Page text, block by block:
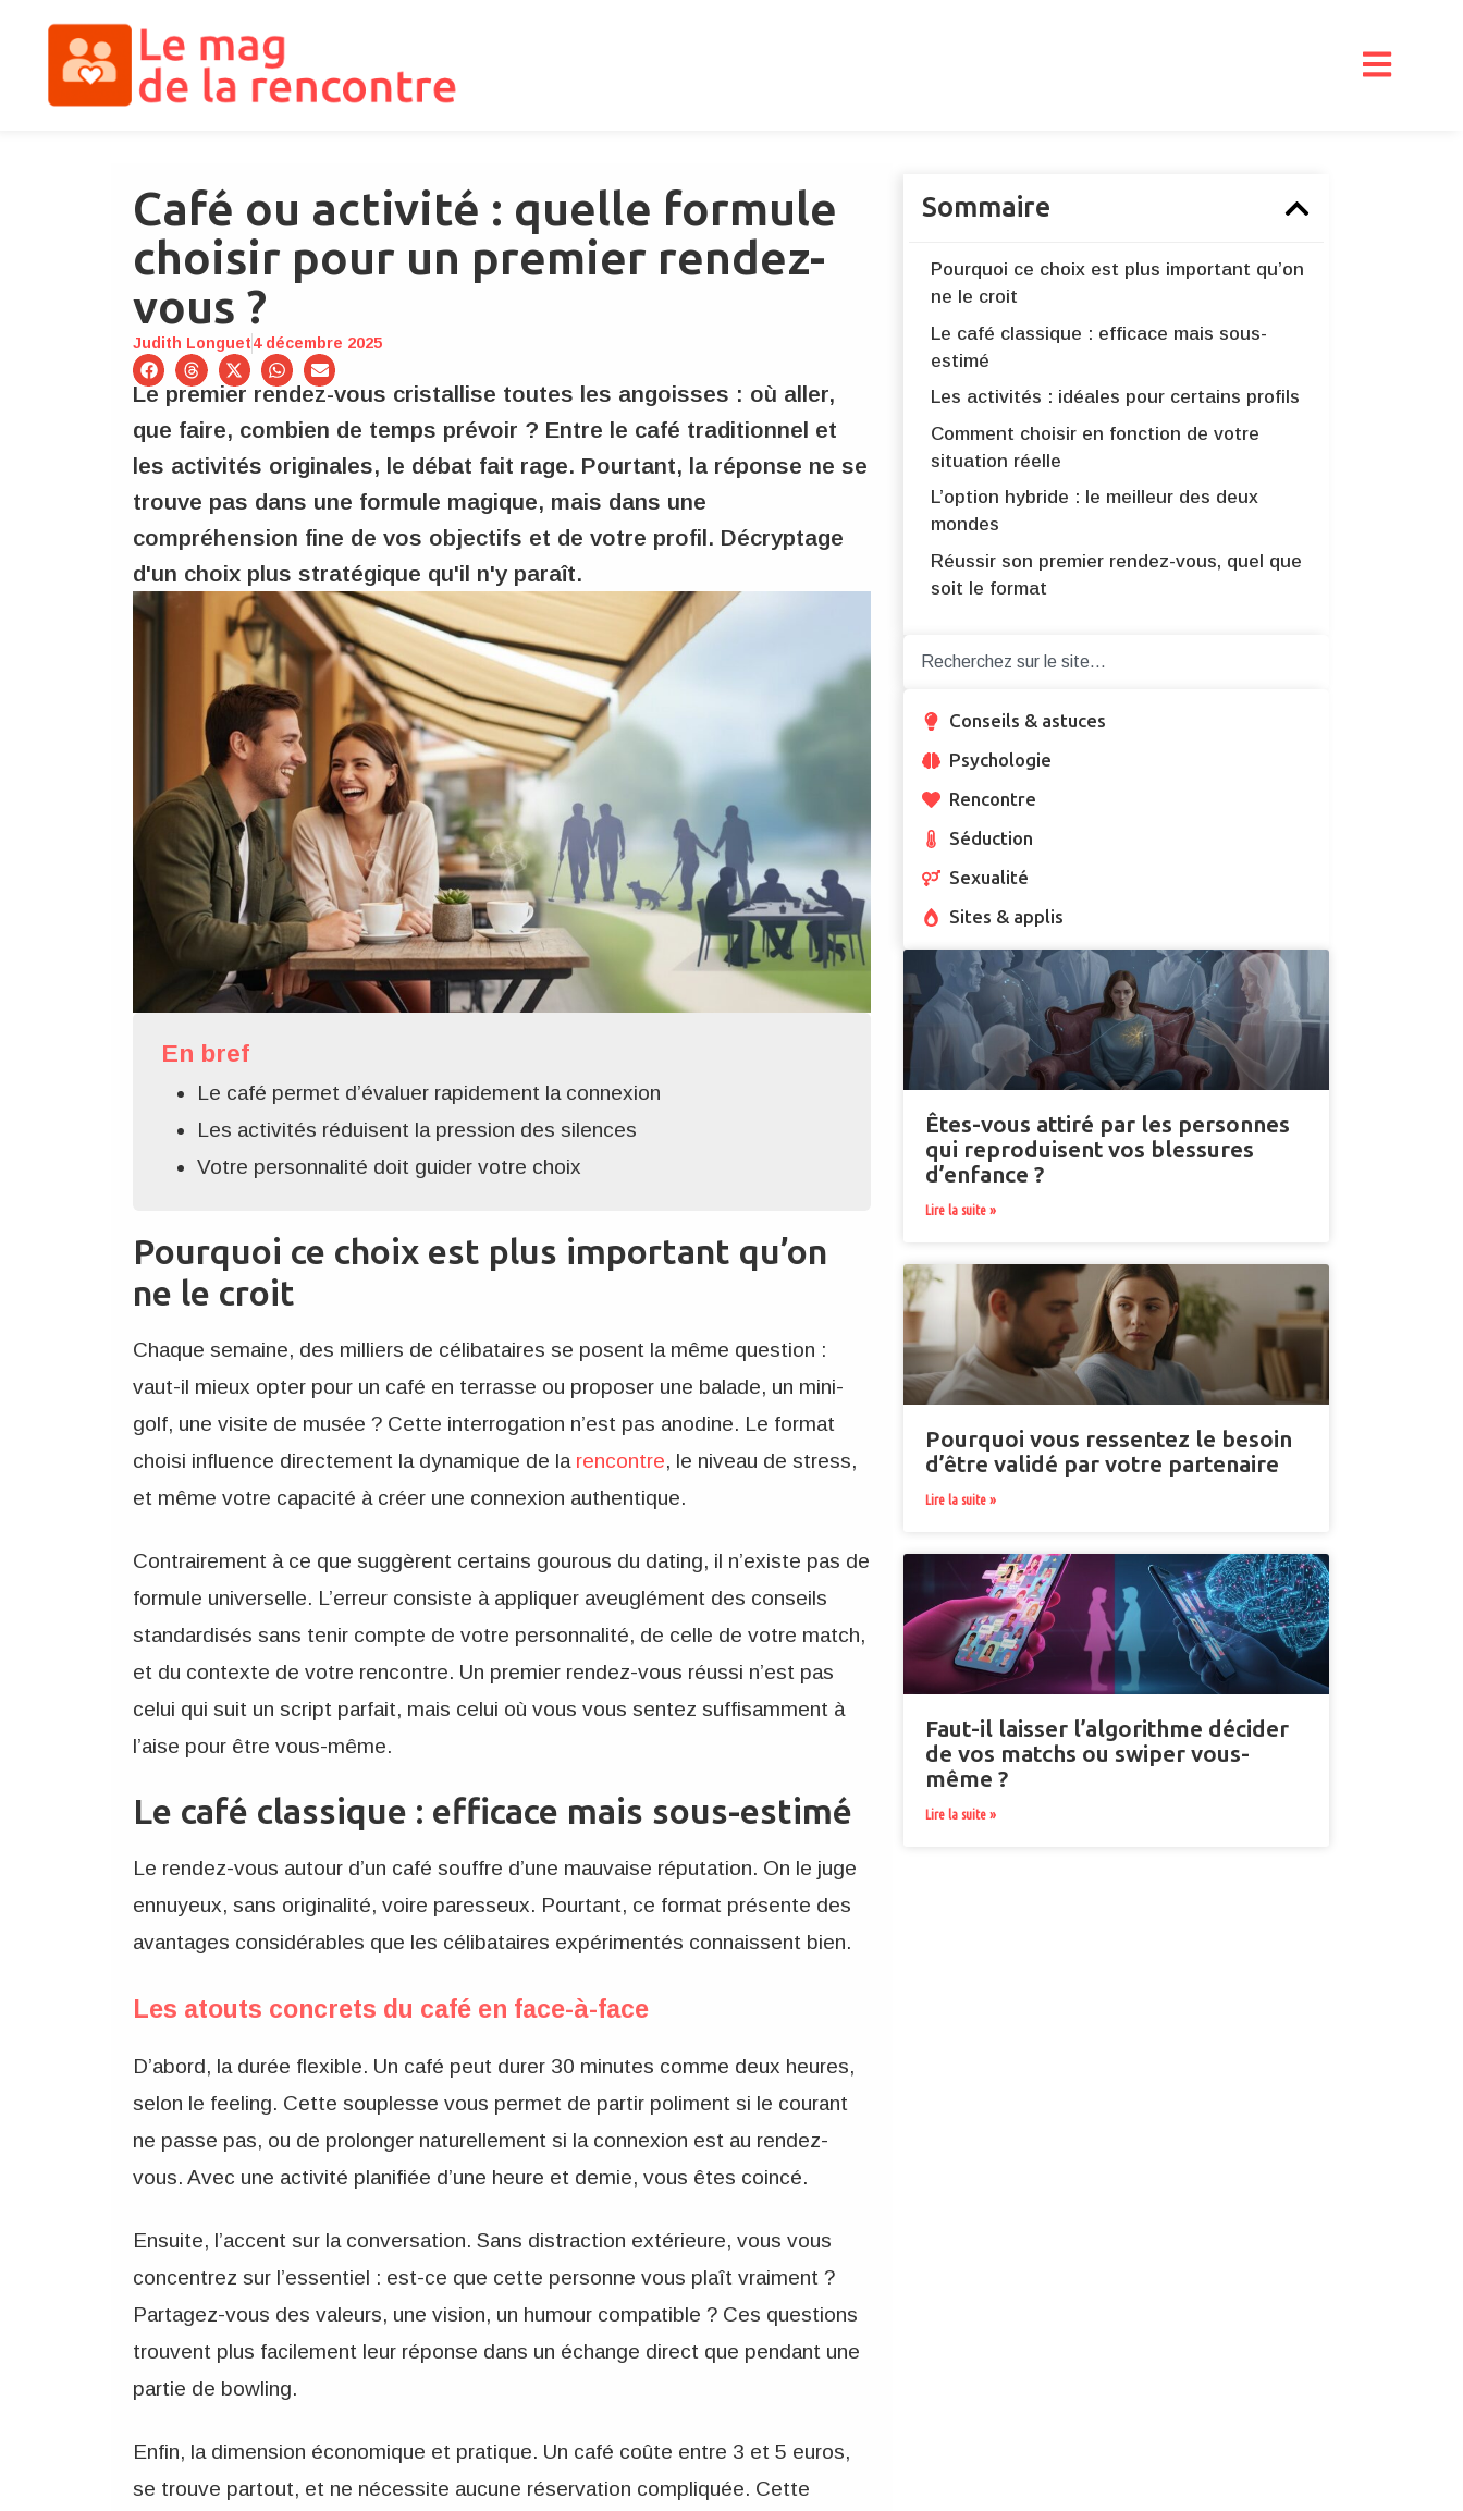
Café ou activité : quelle formule
choisir pour un premier rendez-
vous ?
Judith Longuet4 décembre 2025
Le premier rendez-vous cristallise toutes les angoisses : où aller,
que faire, combien de temps prévoir ? Entre le café traditionnel et
les activités originales, le débat fait rage. Pourtant, la réponse ne se
trouve pas dans une formule magique, mais dans une
compréhension fine de vos objectifs et de votre profil. Décryptage
d'un choix plus stratégique qu'il n'y paraît.
En bref
Le café permet d’évaluer rapidement la connexion
Les activités réduisent la pression des silences
Votre personnalité doit guider votre choix
Pourquoi ce choix est plus important qu’on
ne le croit
Chaque semaine, des milliers de célibataires se posent la même question :
vaut-il mieux opter pour un café en terrasse ou proposer une balade, un mini-
golf, une visite de musée ? Cette interrogation n’est pas anodine. Le format
choisi influence directement la dynamique de la rencontre, le niveau de stress,
et même votre capacité à créer une connexion authentique.
Contrairement à ce que suggèrent certains gourous du dating, il n’existe pas de
formule universelle. L’erreur consiste à appliquer aveuglément des conseils
standardisés sans tenir compte de votre personnalité, de celle de votre match,
et du contexte de votre rencontre. Un premier rendez-vous réussi n’est pas
celui qui suit un script parfait, mais celui où vous vous sentez suffisamment à
l’aise pour être vous-même.
Le café classique : efficace mais sous-estimé
Le rendez-vous autour d’un café souffre d’une mauvaise réputation. On le juge
ennuyeux, sans originalité, voire paresseux. Pourtant, ce format présente des
avantages considérables que les célibataires expérimentés connaissent bien.
Les atouts concrets du café en face-à-face
D’abord, la durée flexible. Un café peut durer 30 minutes comme deux heures,
selon le feeling. Cette souplesse vous permet de partir poliment si le courant
ne passe pas, ou de prolonger naturellement si la connexion est au rendez-
vous. Avec une activité planifiée d’une heure et demie, vous êtes coincé.
Ensuite, l’accent sur la conversation. Sans distraction extérieure, vous vous
concentrez sur l’essentiel : est-ce que cette personne vous plaît vraiment ?
Partagez-vous des valeurs, une vision, un humour compatible ? Ces questions
trouvent plus facilement leur réponse dans un échange direct que pendant une
partie de bowling.
Enfin, la dimension économique et pratique. Un café coûte entre 3 et 5 euros,
se trouve partout, et ne nécessite aucune réservation compliquée. Cette
Sommaire
Pourquoi ce choix est plus important qu’on
ne le croit
Le café classique : efficace mais sous-
estimé
Les activités : idéales pour certains profils
Comment choisir en fonction de votre
situation réelle
L’option hybride : le meilleur des deux
mondes
Réussir son premier rendez-vous, quel que
soit le format
Conseils & astuces
Psychologie
Rencontre
Séduction
Sexualité
Sites & applis
Êtes-vous attiré par les personnes
qui reproduisent vos blessures
d’enfance ?
Lire la suite »
Pourquoi vous ressentez le besoin
d’être validé par votre partenaire
Lire la suite »
Faut-il laisser l’algorithme décider
de vos matchs ou swiper vous-
même ?
Lire la suite »